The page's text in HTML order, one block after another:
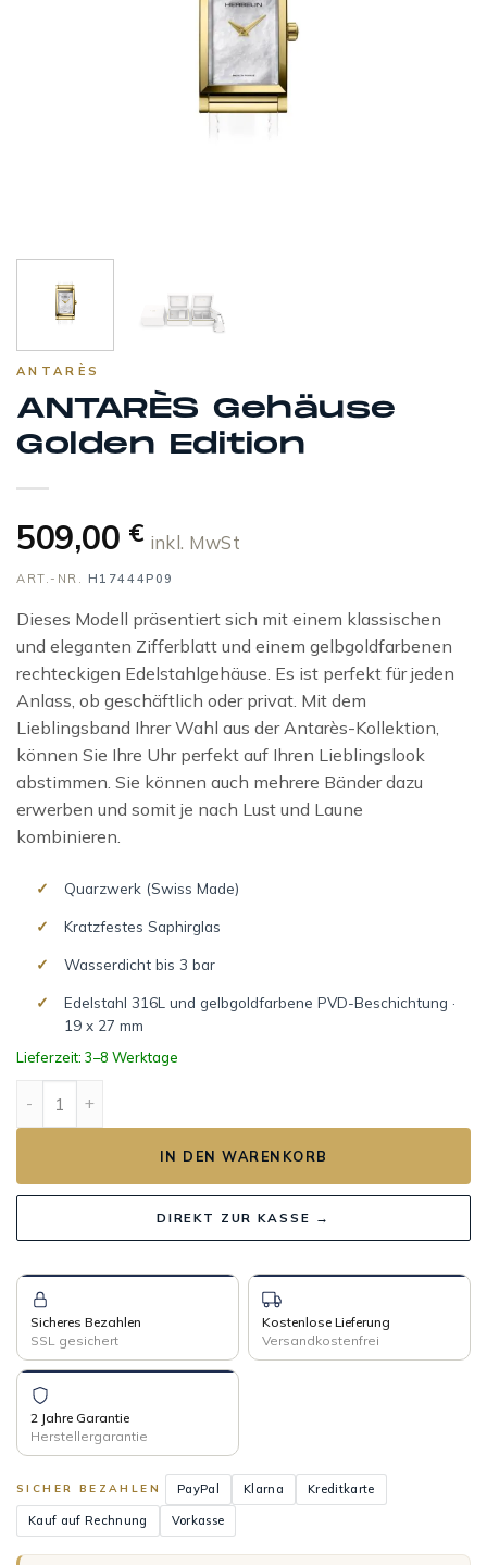
ANTARÈS
ANTARÈS Gehäuse
Golden Edition
509,00 € inkl. MwSt
ART.-NR. H17444P09
Dieses Modell präsentiert sich mit einem klassischen
und eleganten Zifferblatt und einem gelbgoldfarbenen
rechteckigen Edelstahlgehäuse. Es ist perfekt für jeden
Anlass, ob geschäftlich oder privat. Mit dem
Lieblingsband Ihrer Wahl aus der Antarès-Kollektion,
können Sie Ihre Uhr perfekt auf Ihren Lieblingslook
abstimmen. Sie können auch mehrere Bänder dazu
erwerben und somit je nach Lust und Laune
kombinieren.
Quarzwerk (Swiss Made)
Kratzfestes Saphirglas
Wasserdicht bis 3 bar
Edelstahl 316L und gelbgoldfarbene PVD-Beschichtung ·
19 x 27 mm
Lieferzeit: 3–8 Werktage
IN DEN WARENKORB
DIREKT ZUR KASSE →
Sicheres Bezahlen
SSL gesichert
Kostenlose Lieferung
Versandkostenfrei
2 Jahre Garantie
Herstellergarantie
SICHER BEZAHLEN PayPal Klarna Kreditkarte
Kauf auf Rechnung Vorkasse